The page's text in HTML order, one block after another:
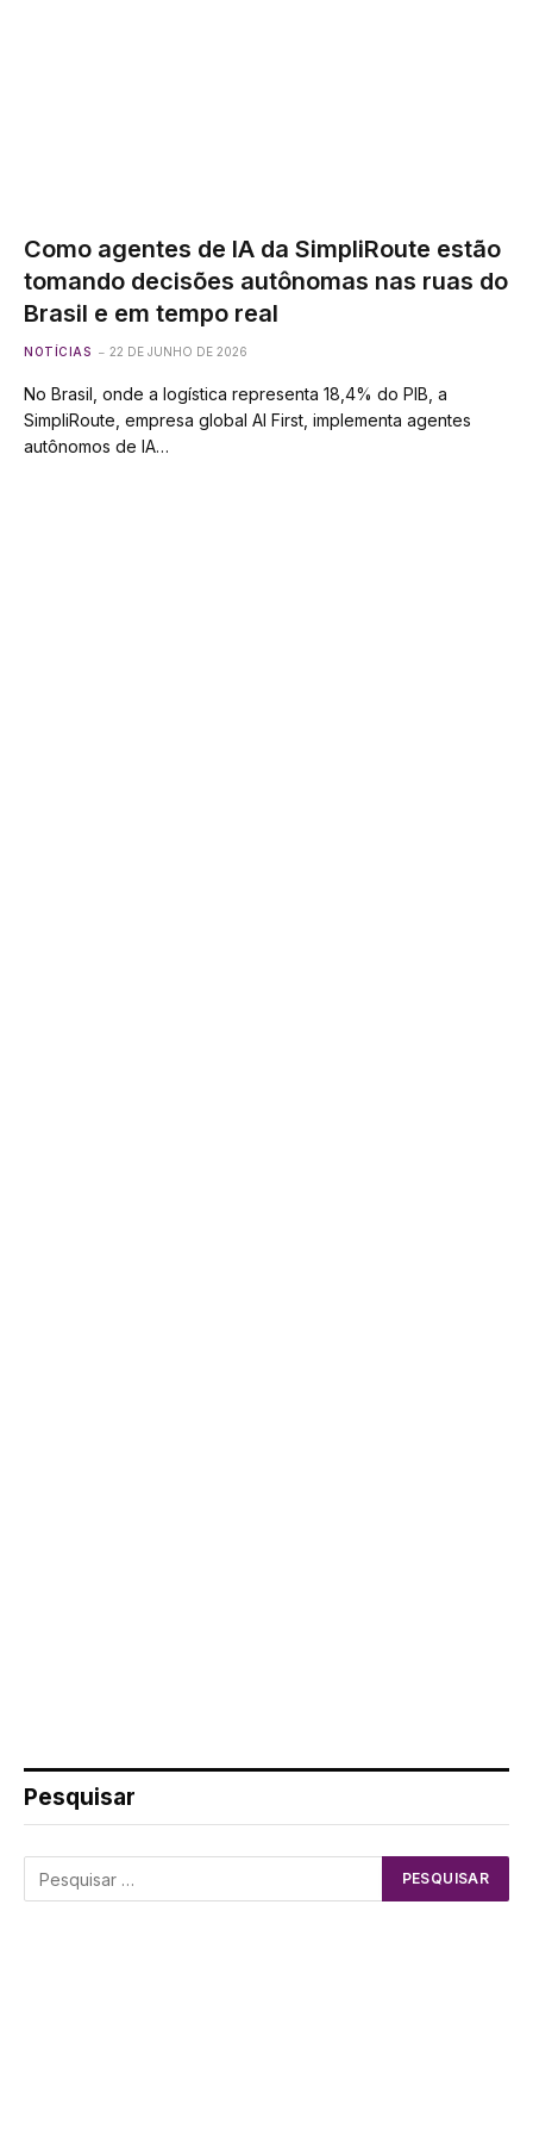
Como agentes de IA da SimpliRoute estão
tomando decisões autônomas nas ruas do
Brasil e em tempo real
NOTÍCIAS 22 DE JUNHO DE 2026
No Brasil, onde a logística representa 18,4% do PIB, a
SimpliRoute, empresa global AI First, implementa agentes
autônomos de IA…
Pesquisar